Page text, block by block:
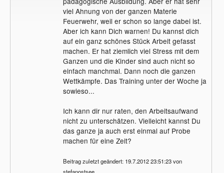
viel Ahnung von der ganzen Materie
Feuerwehr, weil er schon so lange dabei ist.
Aber ich kann Dich warnen! Du kannst dich
auf ein ganz schönes Stück Arbeit gefasst
machen. Er hat ziemlich viel Stress mit dem
Ganzen und die Kinder sind auch nicht so
einfach manchmal. Dann noch die ganzen
Wettkämpfe. Das Training unter der Woche ja
sowieso...
Ich kann dir nur raten, den Arbeitsaufwand
nicht zu unterschätzen. Vielleicht kannst Du
das ganze ja auch erst einmal auf Probe
machen für eine Zeit?
Beitrag zuletzt geändert: 19.7.2012 23:51:23 von
stefanostsee